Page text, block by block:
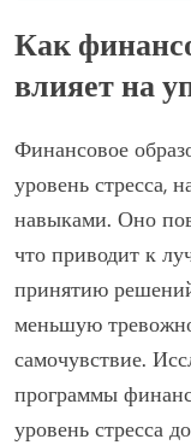
Как
влияет на
Финансовое
уровень стресса,
навыками. Оно
что приводит к
принятию
меньшую
самочувствие.
программы
уровень стресса